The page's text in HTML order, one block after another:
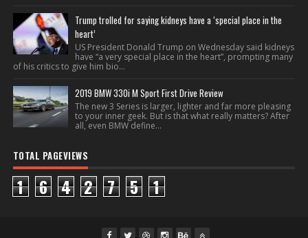
Trump trolled for saying kidneys have a ‘special place in the
heart’
US President Donald Trump on Wednesday said kidneys
have “a very special place in the heart”, prompting many
of his critics to give him bio...
2019 BMW 330i M Sport First Drive Review
The new 3 Series is larger, lighter and far more pleasing
to your inner geek. But is that what really matters? After
all, even BMW define...
TOTAL PAGEVIEWS
1 6 4 2 7 5 1